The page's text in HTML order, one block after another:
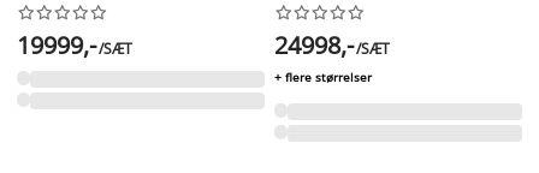






19999,-/SÆT






24998,-/SÆT
+ flere størrelser